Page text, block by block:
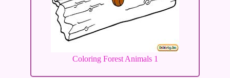
Coloring Forest Animals 1